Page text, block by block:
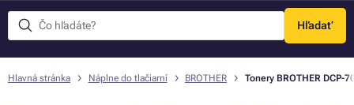
Hľadať
Menu
Hlavná stránka Náplne do tlačiarní BROTHER Tonery BROTHER DCP-